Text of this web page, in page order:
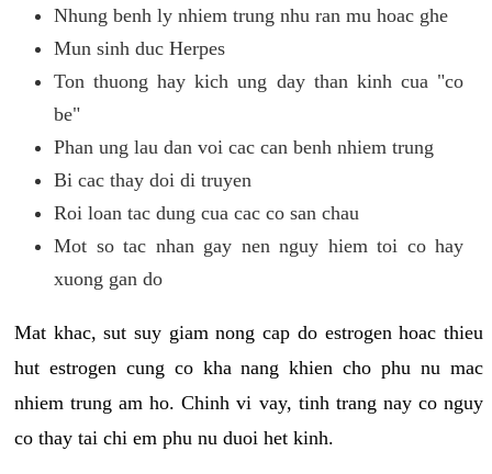
Nhung benh ly nhiem trung nhu ran mu hoac ghe
Mun sinh duc Herpes
Ton thuong hay kich ung day than kinh cua "co
be"
Phan ung lau dan voi cac can benh nhiem trung
Bi cac thay doi di truyen
Roi loan tac dung cua cac co san chau
Mot so tac nhan gay nen nguy hiem toi co hay
xuong gan do
Mat khac, sut suy giam nong cap do estrogen hoac thieu
hut estrogen cung co kha nang khien cho phu nu mac
nhiem trung am ho. Chinh vi vay, tinh trang nay co nguy
co thay tai chi em phu nu duoi het kinh.